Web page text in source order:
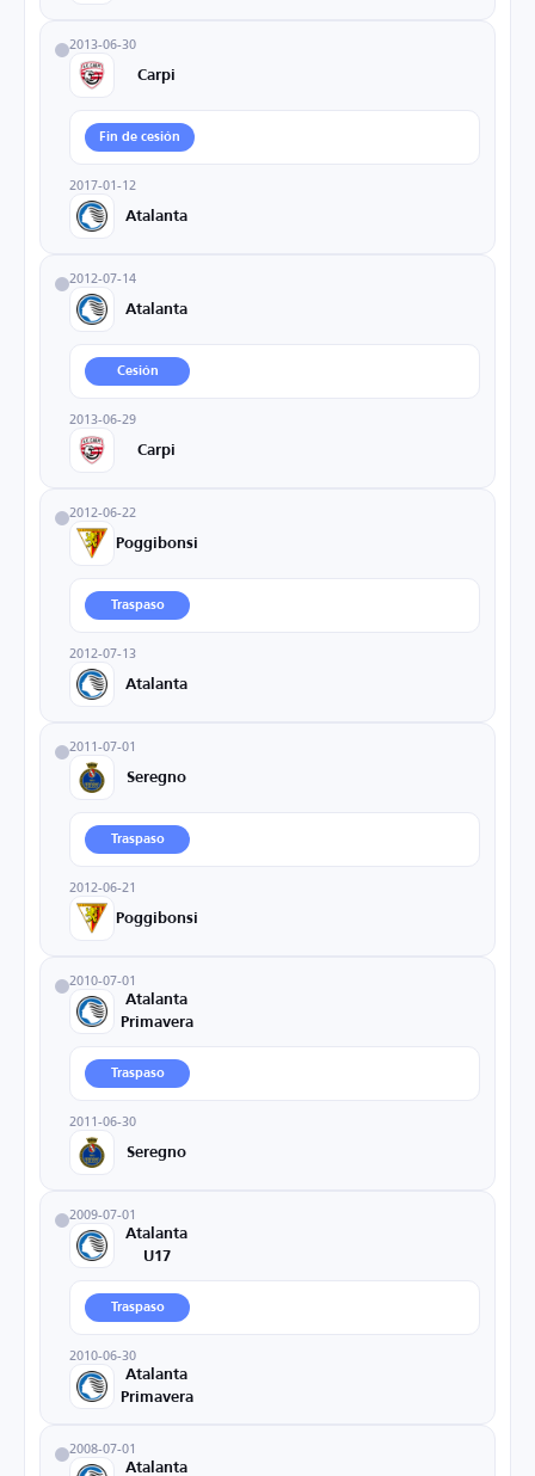
2013-06-30
Carpi
Fin de cesión
2017-01-12
Atalanta
2012-07-14
Atalanta
Cesión
2013-06-29
Carpi
2012-06-22
Poggibonsi
Traspaso
2012-07-13
Atalanta
2011-07-01
Seregno
Traspaso
2012-06-21
Poggibonsi
2010-07-01
Atalanta
Primavera
Traspaso
2011-06-30
Seregno
2009-07-01
Atalanta
U17
Traspaso
2010-06-30
Atalanta
Primavera
2008-07-01
Atalanta